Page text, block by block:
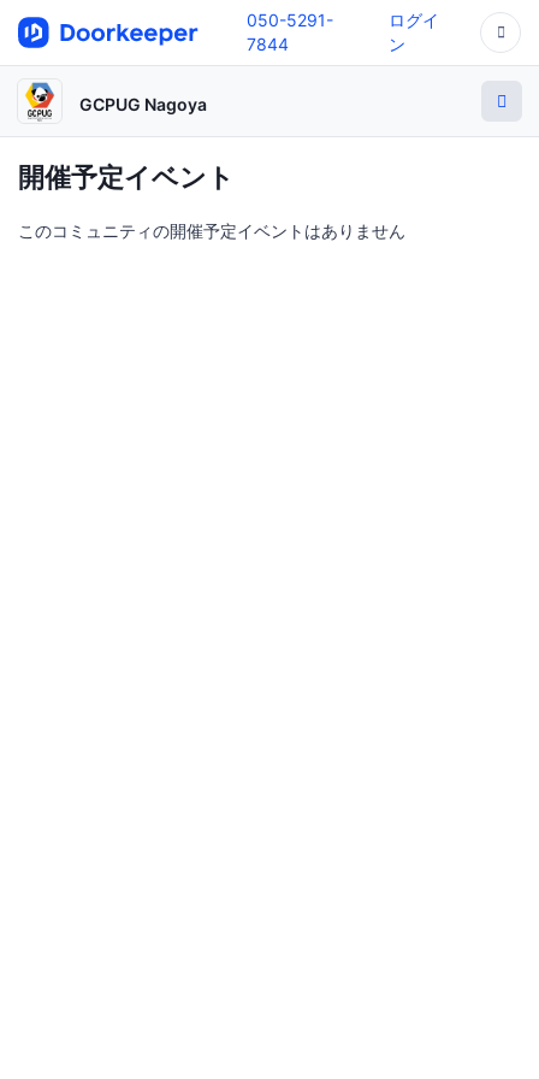
050-5291-
7844
ログイ
ン
GCPUG Nagoya
開催予定イベント
このコミュニティの開催予定イベントはありません